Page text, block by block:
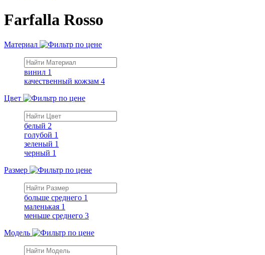
Farfalla Rosso
Материал
винил 1
качественный кожзам 4
Цвет
белый 2
голубой 1
зеленый 1
черный 1
Размер
больше среднего 1
маленькая 1
меньше среднего 3
Модель